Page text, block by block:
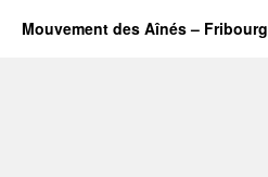
Mouvement des Aînés – Fribourg